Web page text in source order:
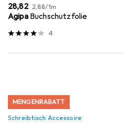
EUR
28,82 EUR
2,88/1m
Agipa Buchschutzfolie
4
MENGENRABATT
Schreibtisch Accessoire